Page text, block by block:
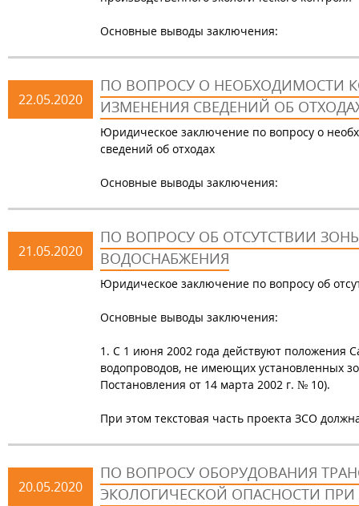
Основные выводы заключения:
22.05.2020
ПО ВОПРОСУ О НЕОБХОДИМОСТИ
ИЗМЕНЕНИЯ СВЕДЕНИЙ ОБ
Юридическое заключение по вопросу о
сведений об отходах
Основные выводы заключения:
21.05.2020
ПО ВОПРОСУ ОБ ОТСУТСТВИИ
ВОДОСНАБЖЕНИЯ
Юридическое заключение по вопросу об
Основные выводы заключения:
1. С 1 июня 2002 года действуют положения
водопроводов, не имеющих установленных
Постановления от 14 марта 2002 г. № 10).
При этом текстовая часть проекта ЗСО
20.05.2020
ПО ВОПРОСУ ОБОРУДОВАНИЯ
ЭКОЛОГИЧЕСКОЙ ОПАСНОСТИ ПРИ